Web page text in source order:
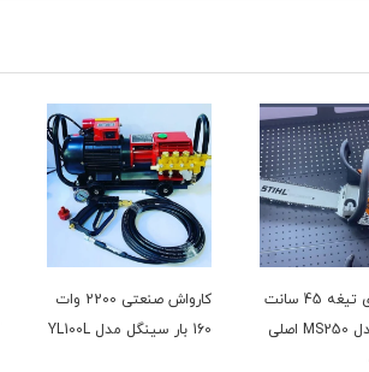
اره زنجیری تیغه 45 سانت
اشتیل مدل MS250 اصلی
کارواش صنعتی 2200 وات
160 بار سینگل مدل YL100L